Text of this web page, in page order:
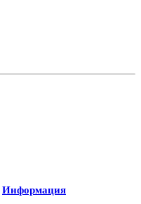
Информация